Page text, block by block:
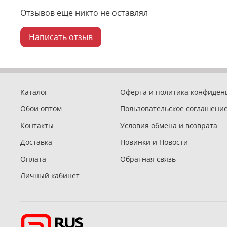
Отзывов еще никто не оставлял
Написать отзыв
Каталог
Обои оптом
Контакты
Доставка
Оплата
Личный кабинет
Оферта и политика
Пользовательское соглашение
Условия обмена и возврата
Новинки и Новости
Обратная связь